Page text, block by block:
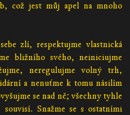
což jest můj apel na mnoho
zlí, respektujme vlastnická
bližního svého, neiniciujme
neregulujme volný trh,
a nenuťme k tomu násilím
se nad ně; všechny tyhle
Snažme se s ostatními